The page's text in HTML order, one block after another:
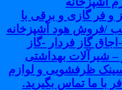
فر گازی و برقی با
/فروش هود آشپزخانه
گاز فردار -گاز
شیرآلات بهداشتی
ظرفشویی و لوازم
با ما تماس بگیرید.